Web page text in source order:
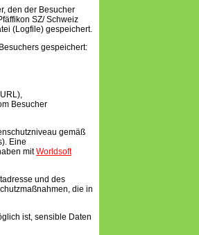
den der Besucher
SZ/ Schweiz
(Logfile) gespeichert.
gespeichert:
Besucher
gemäß
Eine
mitWorldsoft
und des
die in
ist, sensible Daten